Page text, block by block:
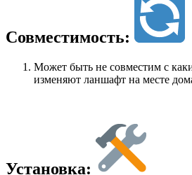
Совместимость:
Может быть не совместим с
изменяют ланшафт на месте
Установка: